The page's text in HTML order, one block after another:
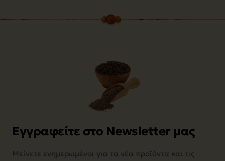
Εγγραφείτε στο Newsletter μας
Μείνετε ενημερωμένοι για τα νέα προϊόντα και τις